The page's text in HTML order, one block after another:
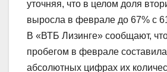
уточняя, что в целом доля
выросла в феврале до 67% с
В «ВТБ Лизинге» сообщают,
пробегом в феврале составила
абсолютных цифрах их